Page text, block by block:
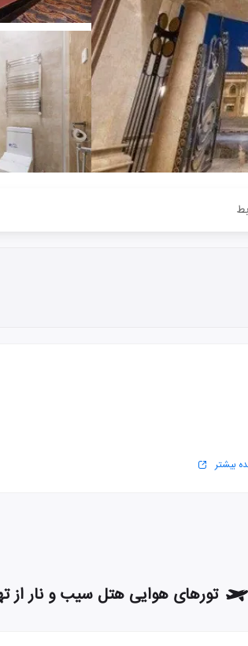
بیشتر
تورهای هوایی هتل سیب و نار از